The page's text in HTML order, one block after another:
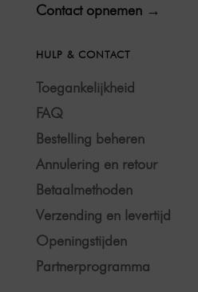
Contact opnemen →
HULP & CONTACT
Toegankelijkheid
FAQ
Bestelling beheren
Annulering en retour
Betaalmethoden
Verzending en levertijd
Openingstijden
Partnerprogramma